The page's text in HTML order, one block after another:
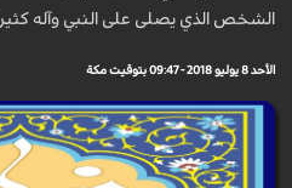
الشخص الذي يصلى على النبي وآله كثيرا.
الأحد 8 يوليو 2018 - 09:47 بتوقيت مكة